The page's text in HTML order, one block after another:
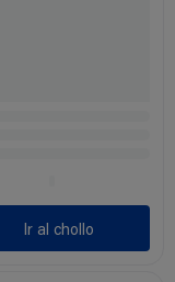
Ir al chollo